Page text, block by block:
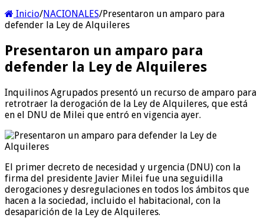
Inicio/NACIONALES/Presentaron un amparo para
defender la Ley de Alquileres
Presentaron un amparo para
defender la Ley de Alquileres
Inquilinos Agrupados presentó un recurso de amparo para
retrotraer la derogación de la Ley de Alquileres, que está
en el DNU de Milei que entró en vigencia ayer.
El primer decreto de necesidad y urgencia (DNU) con la
firma del presidente Javier Milei fue una seguidilla
derogaciones y desregulaciones en todos los ámbitos que
hacen a la sociedad, incluido el habitacional, con la
desaparición de la Ley de Alquileres.